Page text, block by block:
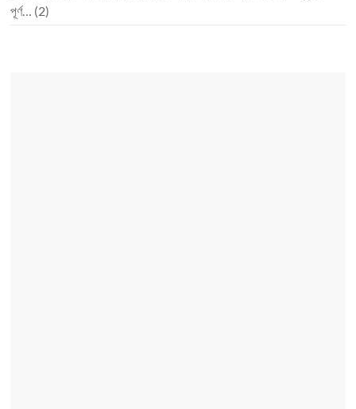
পূর্ণ… (2)